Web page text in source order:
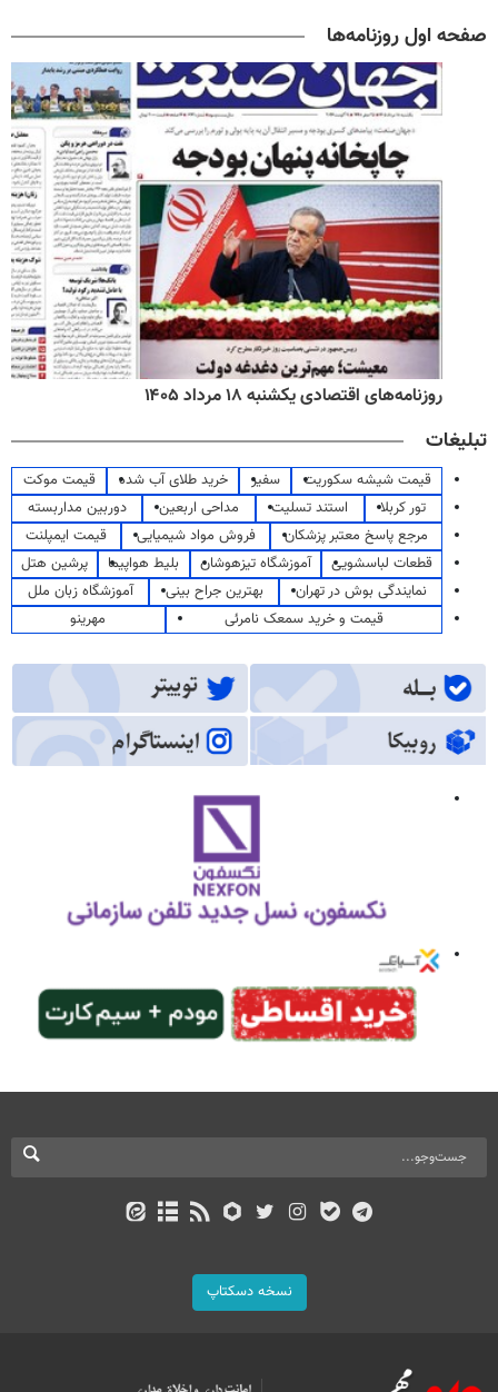
صفحه اول روزنامه‌ها
روزنامه‌های اقتصادی یکشنبه ۱۸ مرداد ۱۴۰۵
تبلیغات
قیمت شیشه سکوریت سفیر خرید طلای آب شده
قیمت موکت
تور کربلا
استند تسلیت مداحی اربعین
دوربین مداربسته
مرجع پاسخ معتبر پزشکان
فروش مواد شیمیایی
قیمت ایمپلنت
قطعات لباسشویی
آموزشگاه تیزهوشان بلیط هواپیما
پرشین هتل
نمایندگی بوش در تهران
بهترین جراح بینی
آموزشگاه زبان ملل
قیمت و خرید سمعک نامرئی
مهرینو
نسخه دسکتاپ